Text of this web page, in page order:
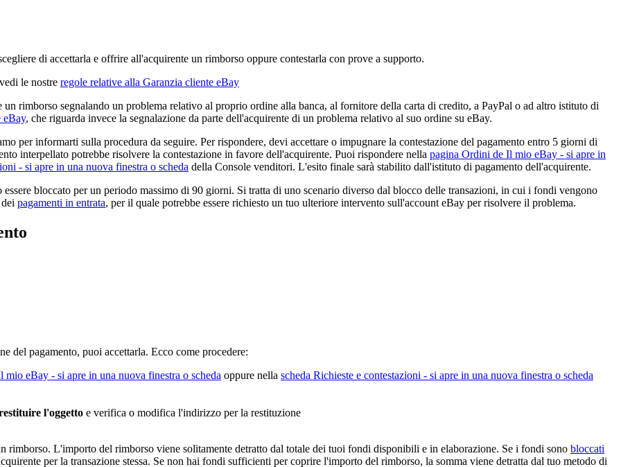
di accettarla e offrire all'acquirente un rimborso oppure contestarla con prove a supporto.
le nostre regole relative alla Garanzia cliente eBay
rimborso segnalando un problema relativo al proprio ordine alla banca, al fornitore della carta di credito, a PayPal o ad altro istituto di
eBay, che riguarda invece la segnalazione da parte dell'acquirente di un problema relativo al suo ordine su eBay.
per informarti sulla procedura da seguire. Per rispondere, devi accettare o impugnare la contestazione del pagamento entro 5 giorni di
interpellato potrebbe risolvere la contestazione in favore dell'acquirente. Puoi rispondere nella pagina Ordini de Il mio eBay - si apre in
- si apre in una nuova finestra o scheda della Console venditori. L'esito finale sarà stabilito dall'istituto di pagamento dell'acquirente.
bloccato per un periodo massimo di 90 giorni. Si tratta di uno scenario diverso dal blocco delle transazioni, in cui i fondi vengono
pagamenti in entrata, per il quale potrebbe essere richiesto un tuo ulteriore intervento sull'account eBay per risolvere il problema.
del pagamento, puoi accettarla. Ecco come procedere:
mio eBay - si apre in una nuova finestra o scheda oppure nella scheda Richieste e contestazioni - si apre in una nuova finestra o scheda
l'oggetto e verifica o modifica l'indirizzo per la restituzione
rimborso. L'importo del rimborso viene solitamente detratto dal totale dei tuoi fondi disponibili e in elaborazione. Se i fondi sono bloccati
per la transazione stessa. Se non hai fondi sufficienti per coprire l'importo del rimborso, la somma viene detratta dal tuo metodo di